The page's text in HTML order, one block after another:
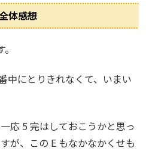
体感想
中にとりきれなくて、いまい
応 5 完はしておこうかと思っ
が、この E もなかなかくせも